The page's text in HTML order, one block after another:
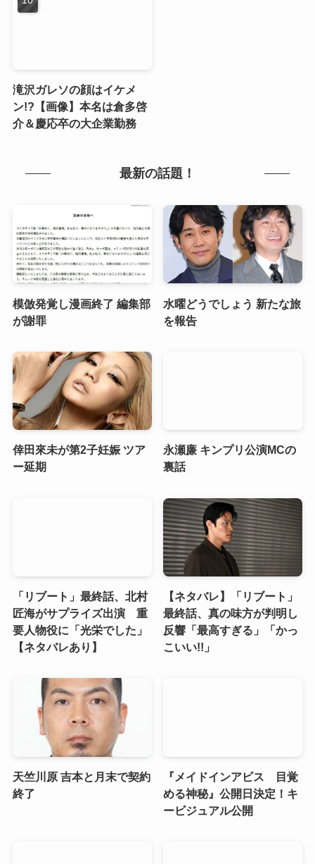
滝沢ガレソの顔はイケメ
ン!?【画像】本名は倉多啓
介＆慶応卒の大企業勤務
最新の話題！
模倣発覚し漫画終了 編集部
が謝罪
水曜どうでしょう 新たな旅
を報告
倖田來未が第2子妊娠 ツア
ー延期
永瀬廉 キンプリ公演MCの
裏話
「リブート」最終話、北村
匠海がサプライズ出演 重
要人物役に「光栄でした」
【ネタバレあり】
【ネタバレ】「リブート」
最終話、真の味方が判明し
反響「最高すぎる」「かっ
こいい!!」
天竺川原 吉本と月末で契約
終了
『メイドインアビス 目覚
める神秘』公開日決定！キ
ービジュアル公開